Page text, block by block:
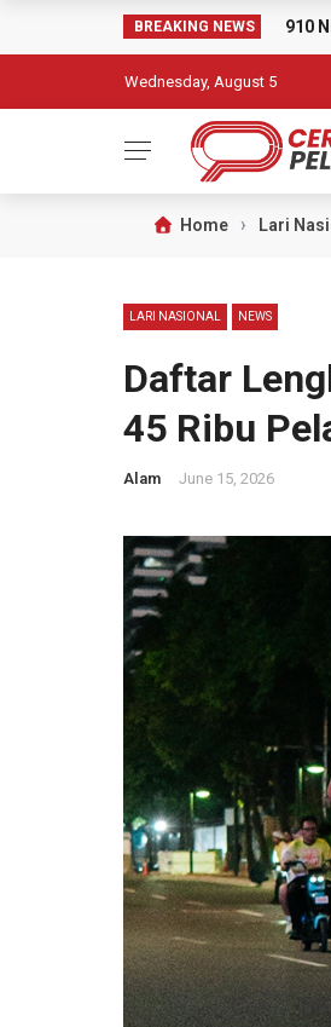
BREAKING NEWS 910
Wednesday, August 5
Home › Lari
LARI NASIONAL NEWS
Daftar
45 Ribu
Alam June 15, 2026